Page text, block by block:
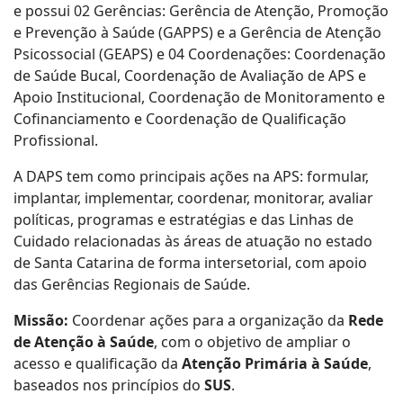
e possui 02 Gerências: Gerência de Atenção, Promoção
e Prevenção à Saúde (GAPPS) e a Gerência de Atenção
Psicossocial (GEAPS) e 04 Coordenações: Coordenação
de Saúde Bucal, Coordenação de Avaliação de APS e
Apoio Institucional, Coordenação de Monitoramento e
Cofinanciamento e Coordenação de Qualificação
Profissional.
A DAPS tem como principais ações na APS: formular,
implantar, implementar, coordenar, monitorar, avaliar
políticas, programas e estratégias e das Linhas de
Cuidado relacionadas às áreas de atuação no estado
de Santa Catarina de forma intersetorial, com apoio
das Gerências Regionais de Saúde.
Missão: Coordenar ações para a organização da Rede
de Atenção à Saúde, com o objetivo de ampliar o
acesso e qualificação da Atenção Primária à Saúde,
baseados nos princípios do SUS.